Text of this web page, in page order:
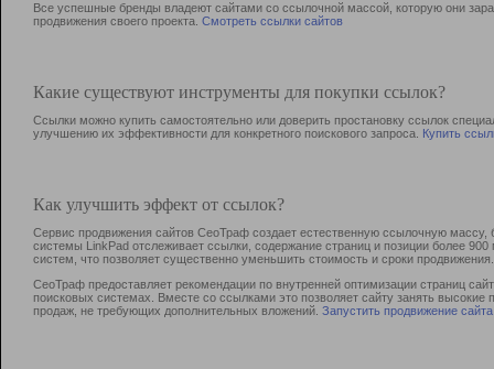
Все успешные бренды владеют сайтами со ссылочной массой, которую они
продвижения своего проекта. Смотреть ссылки сайтов
Какие существуют инструменты для покупки ссылок?
Ссылки можно купить самостоятельно или доверить простановку ссылок
улучшению их эффективности для конкретного поискового запроса. Купить
Как улучшить эффект от ссылок?
Сервис продвижения сайтов СеоТраф создает естественную ссылочную
системы LinkPad отслеживает ссылки, содержание страниц и позиции более
систем, что позволяет существенно уменьшить стоимость и сроки продвижения.
СеоТраф предоставляет рекомендации по внутренней оптимизации страниц
поисковых системах. Вместе со ссылками это позволяет сайту занять
продаж, не требующих дополнительных вложений. Запустить продвижение сайта